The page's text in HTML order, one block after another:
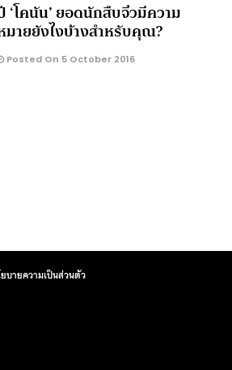
‘โคนัน’ ยอดนักสืบจิ๋วมีความ
มายยังไงบ้างสำหรับคุณ?
Posted On 5 October 2016
บายความเป็นส่วนตัว